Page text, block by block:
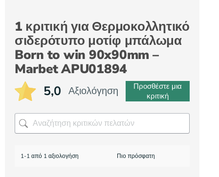
1 κριτική για Θερμοκολλητικό
σιδερότυπο μοτίφ μπάλωμα
Born to win 90x90mm –
Marbet APU01894
5,0 Αξιολόγηση
Προσθέστε μια
κριτική
1-1 από 1 αξιολογήση